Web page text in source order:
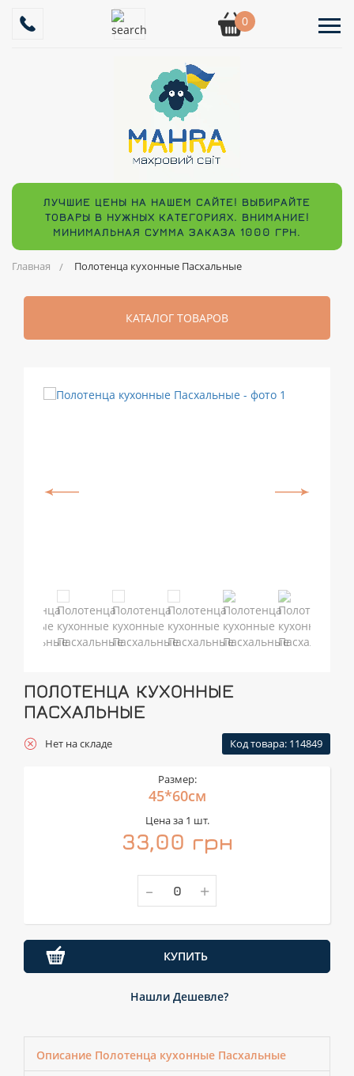
0
ЛУЧШИЕ ЦЕНЫ НА НАШЕМ САЙТЕ! ВЫБИРАЙТЕ
ТОВАРЫ В НУЖНЫХ КАТЕГОРИЯХ. ВНИМАНИЕ!
МИНИМАЛЬНАЯ СУММА ЗАКАЗА 1000 ГРН.
Главная Полотенца кухонные Пасхальные
КАТАЛОГ ТОВАРОВ
ПОЛОТЕНЦА КУХОННЫЕ
ПАСХАЛЬНЫЕ
Нет на складе Код товара: 114849
Размер:
45*60см
Цена за 1 шт.
33,00 грн
- +
КУПИТЬ
Нашли Дешевле?
Описание Полотенца кухонные Пасхальные